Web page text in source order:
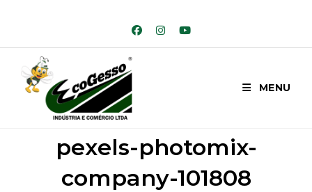
conteúdo
MENU
pexels-photomix-
company-101808